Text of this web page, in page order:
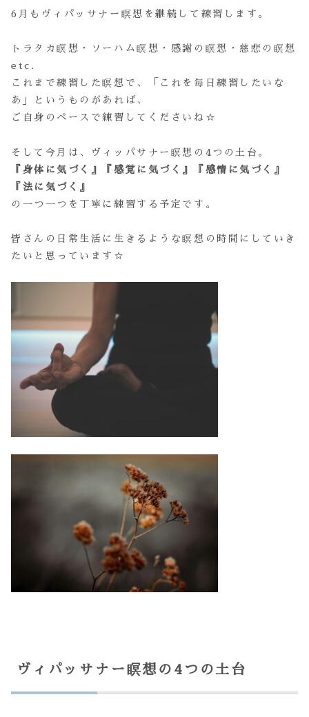
6月もヴィパッサナー瞑想を継続して練習します。
トラタカ瞑想・ソーハム瞑想・感謝の瞑想・慈悲の瞑想
etc.
これまで練習した瞑想で、「これを毎日練習したいな
あ」というものがあれば、
ご自身のペースで練習してくださいね☆
そして今月は、ヴィッパサナー瞑想の4つの土台。
『身体に気づく』『感覚に気づく』『感情に気づく』
『法に気づく』
の一つ一つを丁寧に練習する予定です。
皆さんの日常生活に生きるような瞑想の時間にしていき
たいと思っています☆
ヴィパッサナー瞑想の4つの土台